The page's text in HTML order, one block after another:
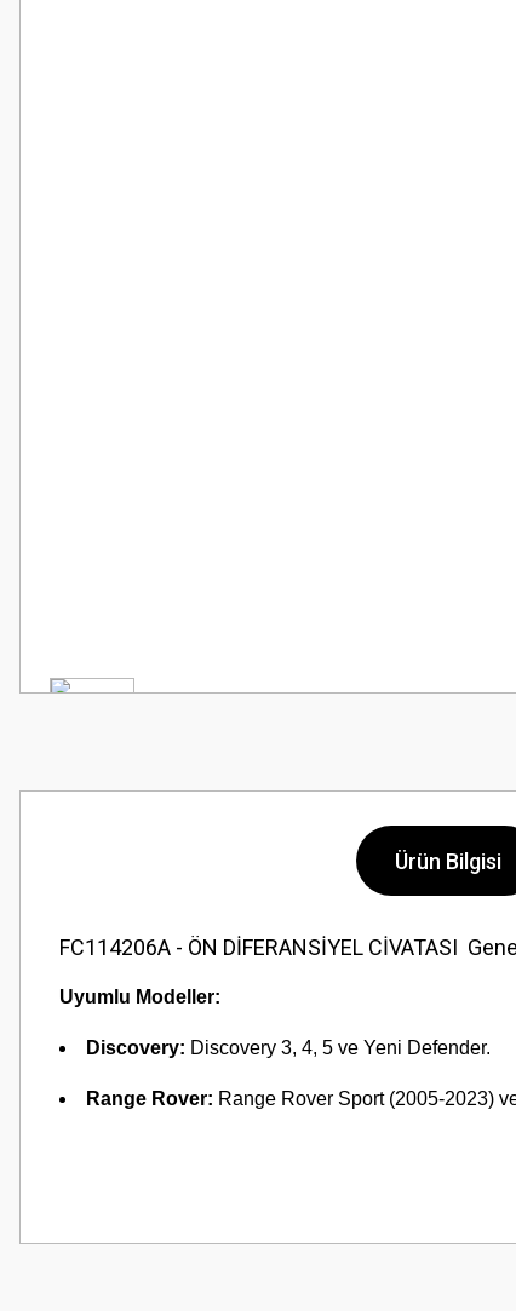
Ürün Bilgisi
FC114206A - ÖN DİFERANSİYEL CİVATASI
Uyumlu Modeller:
Discovery: Discovery 3, 4, 5 ve Yeni Defender.
Range Rover: Range Rover Sport (2005-2023)
Görüş ve önerileriniz için teşekkür ederiz.